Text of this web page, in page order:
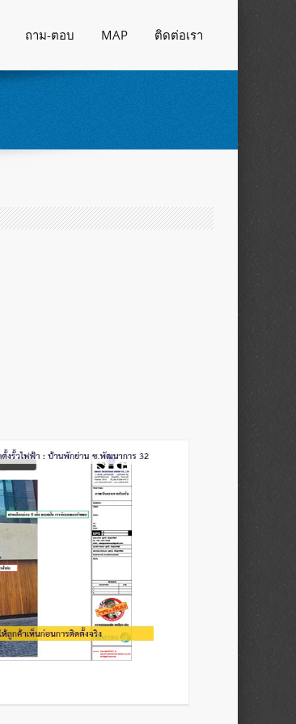
ถาม-ตอบ MAP ติดต่อเรา